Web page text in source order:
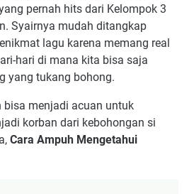
pernah hits dari Kelompok 3
Syairnya mudah ditangkap
lagu karena memang real
hari di mana kita bisa saja
yang tukang bohong.
bisa menjadi acuan untuk
korban dari kebohongan si
Cara Ampuh Mengetahui